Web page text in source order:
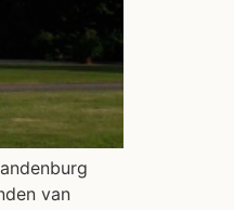
van